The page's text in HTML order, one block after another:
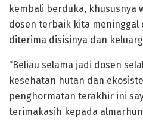
kembali berduka, khususnya
dosen terbaik kita meninggal
diterima disisinya dan
“Beliau selama jadi dosen
kesehatan hutan dan
penghormatan terakhir ini
terimakasih kepada